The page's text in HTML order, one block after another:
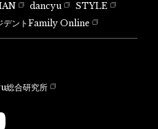
dancyu
STYLE
デントFamily Online
総合研究所